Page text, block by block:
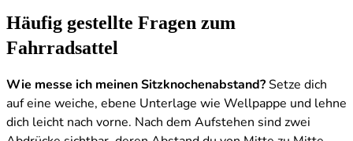
Häufig gestellte Fragen zum
Fahrradsattel
Wie messe ich meinen Sitzknochenabstand? Setze dich
auf eine weiche, ebene Unterlage wie Wellpappe und lehne
dich leicht nach vorne. Nach dem Aufstehen sind zwei